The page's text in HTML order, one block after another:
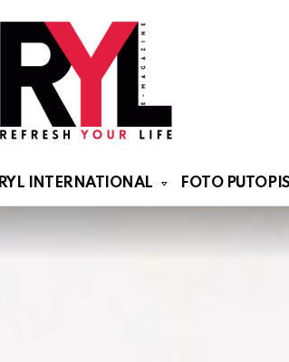
RYL INTERNATIONAL FOTO PUTOPISI